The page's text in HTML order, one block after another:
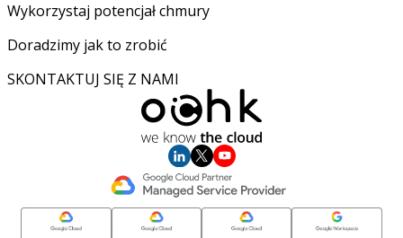
Wykorzystaj potencjał chmury
Doradzimy jak to zrobić
SKONTAKTUJ SIĘ Z NAMI